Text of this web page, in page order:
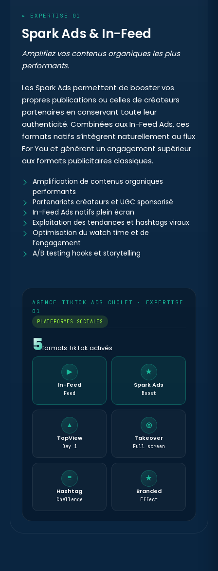
▸ EXPERTISE 01
Spark Ads & In-Feed
Amplifiez vos contenus organiques les plus
performants.
Les Spark Ads permettent de booster vos
propres publications ou celles de créateurs
partenaires en conservant toute leur
authenticité. Combinées aux In-Feed Ads, ces
formats natifs s’intègrent naturellement au flux
For You et génèrent un engagement supérieur
aux formats publicitaires classiques.
Amplification de contenus organiques
performants
Partenariats créateurs et UGC sponsorisé
In-Feed Ads natifs plein écran
Exploitation des tendances et hashtags viraux
Optimisation du watch time et de
l’engagement
A/B testing hooks et storytelling
AGENCE TIKTOK ADS CHOLET · EXPERTISE
01
PLATEFORMES SOCIALES
5formats TikTok activés
▶
In-Feed
Feed
★
Spark Ads
Boost
▲
TopView
Day 1
◎
Takeover
Full screen
≡
Hashtag
Challenge
★
Branded
Effect